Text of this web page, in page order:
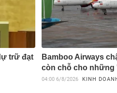
trữ đạt
Bamboo Airways
còn chỗ cho những
04:00 6/8/2026 KINH